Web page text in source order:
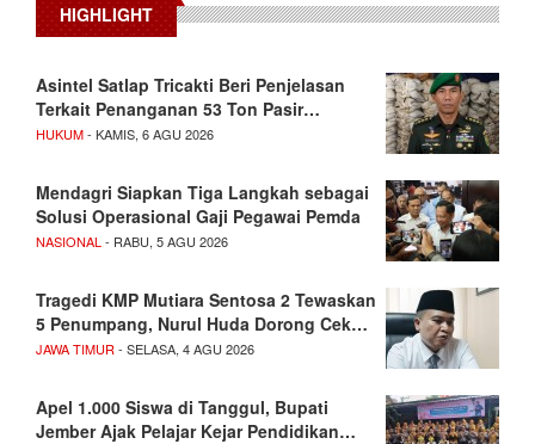
HIGHLIGHT
Asintel Satlap Tricakti Beri Penjelasan
Terkait Penanganan 53 Ton Pasir…
HUKUM- KAMIS, 6 AGU 2026
Mendagri Siapkan Tiga Langkah sebagai
Solusi Operasional Gaji Pegawai Pemda
NASIONAL - RABU, 5 AGU 2026
Tragedi KMP Mutiara Sentosa 2 Tewaskan
5 Penumpang, Nurul Huda Dorong Cek…
JAWA TIMUR - SELASA, 4 AGU 2026
Apel 1.000 Siswa di Tanggul, Bupati
Jember Ajak Pelajar Kejar Pendidikan…